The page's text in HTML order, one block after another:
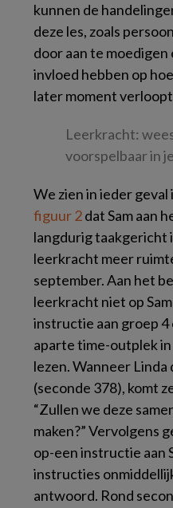
kunnen de
deze les, zoals
door aan te
invloed hebben op
later moment
Leerkracht:
voorspelbaar in
We zien in ieder
figuur 2dat Sam aan
langdurig taakgericht
leerkracht meer
september. Aan het
leerkracht niet op
instructie aan groep 4
aparte time-outplek
lezen. Wanneer
(seconde 378), komt
“Zullen we deze
maken?” Vervolgens
op-een instructie aan
instructies
antwoord. Rond